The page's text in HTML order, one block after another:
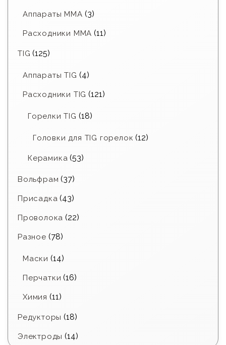
Аппараты MMA (3)
Расходники ММА (11)
TIG (125)
Аппараты TIG (4)
Расходники TIG (121)
Горелки TIG (18)
Головки для TIG горелок (12)
Керамика (53)
Вольфрам (37)
Присадка (43)
Проволока (22)
Разное (78)
Маски (14)
Перчатки (16)
Химия (11)
Редукторы (18)
Электроды (14)